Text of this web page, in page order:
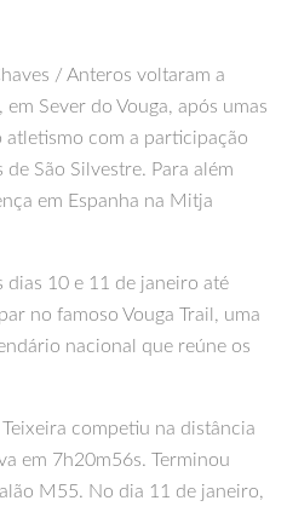
/ Anteros voltaram a
Sever do Vouga, após umas
atletismo com a participação
São Silvestre. Para além
em Espanha na Mitja
dias 10 e 11 de janeiro até
no famoso Vouga Trail, uma
nacional que reúne os
competiu na distância
em 7h20m56s. Terminou
M55. No dia 11 de janeiro,